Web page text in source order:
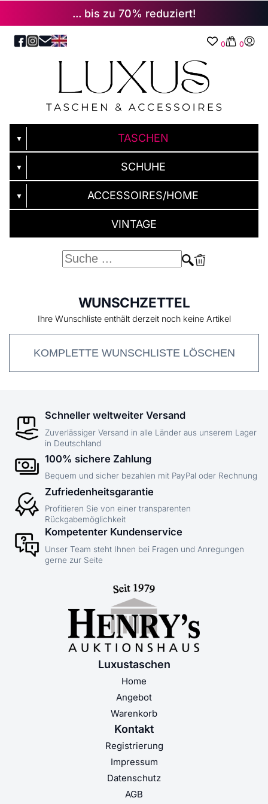
... bis zu 70% reduziert!
0 0
▼ TASCHEN
▼ SCHUHE
▼ ACCESSOIRES/HOME
VINTAGE
WUNSCHZETTEL
Ihre Wunschliste enthält derzeit noch keine Artikel
KOMPLETTE WUNSCHLISTE LÖSCHEN
Schneller weltweiter Versand
Zuverlässiger Versand in alle Länder aus unserem Lager
in Deutschland
100% sichere Zahlung
Bequem und sicher bezahlen mit PayPal oder Rechnung
Zufriedenheitsgarantie
Profitieren Sie von einer transparenten
Rückgabemöglichkeit
Kompetenter Kundenservice
Unser Team steht Ihnen bei Fragen und Anregungen
gerne zur Seite
Luxustaschen
Home
Angebot
Warenkorb
Kontakt
Registrierung
Impressum
Datenschutz
AGB